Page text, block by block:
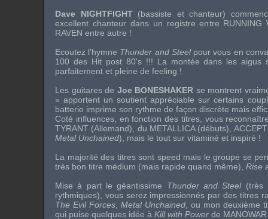
Dave NIGHTFIGHT (bassiste et chanteur)
excellent chanteur dans un registre entre RUNNING
RAVEN entre autre !
Ecoutez l'hymne Thunder and Steel pour vous en
100 des Hit post 80's !!! La montée dans les aigus
parfaitement et pleine de feeling !
Les guitares de Joe BONESHAKER se montrent
» apportent un soutient appréciable sur certains
batterie imprime son rythme de façon discrète mais
Coté influences, en fonction des titres, vous
TYRANT (Allemand), du METALLICA (débuts), ACCEPT
Metal Unchained), mais le tout sur vitaminé et inspiré !
La majorité des titres sont speed mais le groupe se
très bon titre médium (mais rapide quand même), Rise
Mise à part le géantissime Thunder and Steel (très
rythmiques), vous serez impressionnés par des titres
The Evil Forces Metal Unchained , ou mon deuxième
qui puise quelques idée à Kill with Power de MANOWAR